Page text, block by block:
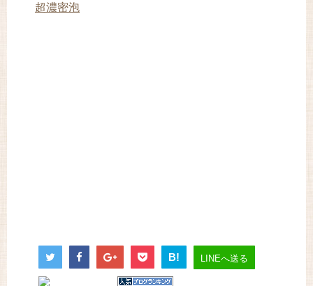
超濃密泡
B! LINEへ送る